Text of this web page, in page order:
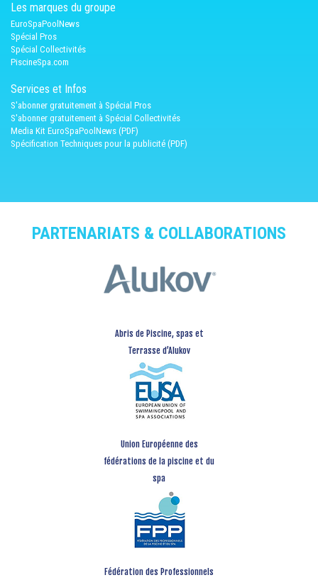
Les marques du groupe
EuroSpaPoolNews
Spécial Pros
Spécial Collectivités
PiscineSpa.com
Services et Infos
S'abonner gratuitement à Spécial Pros
S'abonner gratuitement à Spécial Collectivités
Media Kit EuroSpaPoolNews (PDF)
Spécification Techniques pour la publicité (PDF)
PARTENARIATS & COLLABORATIONS
Abris de Piscine, spas et
Terrasse d’Alukov
Union Européenne des
fédérations de la piscine et du
spa
Fédération des Professionnels